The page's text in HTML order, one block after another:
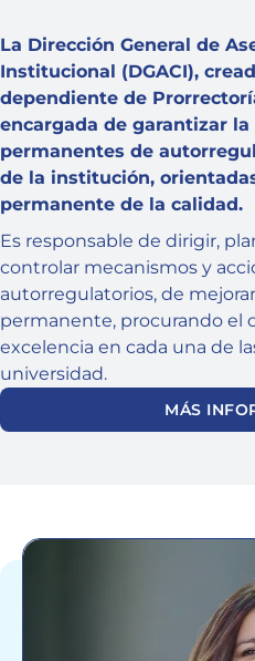
La Dirección General de
Institucional (DGACI),
dependiente de
encargada de garantizar
permanentes de
de la institución,
permanente de la calidad.
Es responsable de dirigir,
controlar mecanismos y
autorregulatorios, de
permanente, procurando el
excelencia en cada una de
universidad.
MÁS